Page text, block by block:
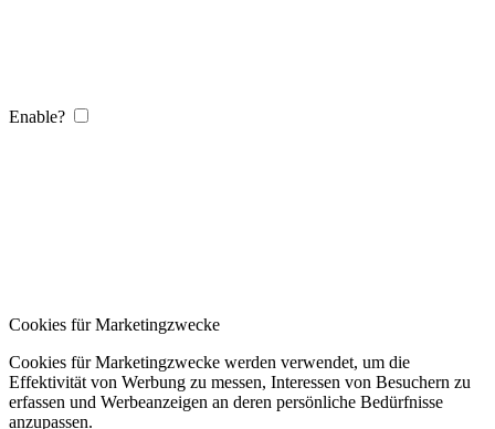
Enable?
Cookies für Marketingzwecke
Cookies für Marketingzwecke werden verwendet, um die
Effektivität von Werbung zu messen, Interessen von Besuchern zu
erfassen und Werbeanzeigen an deren persönliche Bedürfnisse
anzupassen.